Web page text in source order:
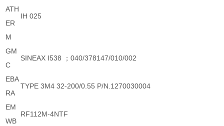
ATH
ER
M
IH 025
GM
C
SINEAX I538 ；040/378147/010/002
EBA
RA
TYPE 3M4 32-200/0.55 P/N.1270030004
EM
WB
RF112M-4NTF